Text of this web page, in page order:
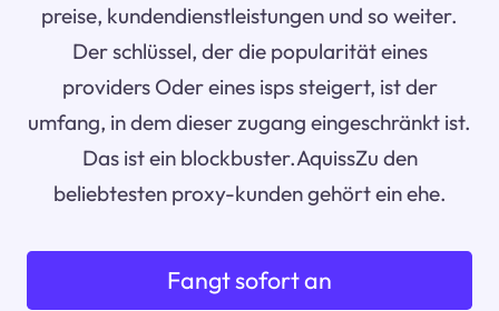
preise, kundendienstleistungen und so weiter.
Der schlüssel, der die popularität eines
providers Oder eines isps steigert, ist der
umfang, in dem dieser zugang eingeschränkt ist.
Das ist ein blockbuster.AquissZu den
beliebtesten proxy-kunden gehört ein ehe.
Fangt sofort an